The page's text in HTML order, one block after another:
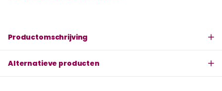
Productomschrijving
Alternatieve producten